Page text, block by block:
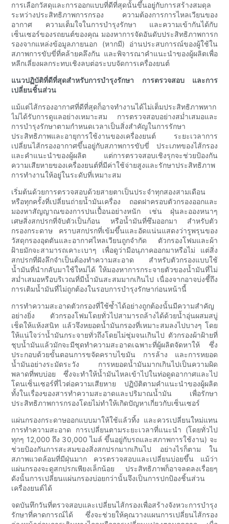
การเลือกวัสดุและการออกแบบที่ดีที่สุดนั้นขึ้นอยู่กับการสร้างสมดุล
ระหว่างประสิทธิภาพการกรอง ความต้องการการไหลเวียนของ
อากาศ ความเต็มใจในการบำรุงรักษา และความเข้ากันได้กับ
เซ็นเซอร์ของรถยนต์ของคุณ มองหาการจัดอันดับประสิทธิภาพการก
รองจากแหล่งข้อมูลภายนอก (หากมี) อ่านประสบการณ์ของผู้ใช้ใน
สภาพการขับขี่ที่คล้ายคลึงกัน และพิจารณาคำแนะนำของผู้ผลิตเพื่อ
หลีกเลี่ยงผลกระทบเชิงลบต่อระบบจัดการเครื่องยนต์
แนวปฏิบัติที่ดีที่สุดสำหรับการบำรุงรักษา การตรวจสอบ และการ
เปลี่ยนชิ้นส่วน
แม้แต่ไส้กรองอากาศที่ดีที่สุดก็อาจทำงานได้ไม่เต็มประสิทธิภาพหาก
ไม่ได้รับการดูแลอย่างเหมาะสม การตรวจสอบอย่างสม่ำเสมอและ
การบำรุงรักษาตามกำหนดเวลาเป็นสิ่งสำคัญในการรักษา
ประสิทธิภาพและอายุการใช้งานของเครื่องยนต์ ระยะเวลาการ
เปลี่ยนไส้กรองอากาศขึ้นอยู่กับสภาพการขับขี่ ประเภทของไส้กรอง
และคำแนะนำของผู้ผลิต แต่การตรวจสอบเชิงรุกจะช่วยป้องกัน
ความเสียหายของเครื่องยนต์ที่มีค่าใช้จ่ายสูงและรักษาประสิทธิภาพ
การทำงานให้อยู่ในระดับที่เหมาะสม
เริ่มต้นด้วยการตรวจสอบด้วยสายตาเป็นประจำทุกสองสามเดือน
หรือทุกครั้งที่เปลี่ยนถ่ายน้ำมันเครื่อง ถอดฝาครอบตัวกรองออกและ
มองหาสัญญาณของการปนเปื้อนอย่างหนัก เช่น ฝุ่นละอองหนาๆ
เศษสิ่งสกปรกที่จับตัวเป็นก้อน หรือน้ำมันที่ซึมออกมา สำหรับตัว
กรองกระดาษ คราบสกปรกที่เข้มขึ้นและอัดแน่นแสดงว่ารูพรุนของ
วัสดุกรองอุดตันและอากาศไหลเวียนถูกจำกัด ตัวกรองโฟมและผ้า
ฝ้ายมักจะสามารถเคาะเบาๆ เพื่อดูว่ามีอนุภาคออกมาหรือไม่ แต่สิ่ง
สกปรกที่ฝังลึกจำเป็นต้องทำความสะอาด สำหรับตัวกรองแบบใช้
น้ำมันที่นำกลับมาใช้ใหม่ได้ ให้มองหาการกระจายตัวของน้ำมันที่ไม่
สม่ำเสมอหรือบริเวณที่มีน้ำมันสะสมมากเกินไป เนื่องจากอาจบ่งชี้ถึง
การเติมน้ำมันที่ไม่ถูกต้องในรอบการบำรุงรักษาก่อนหน้านี้
การทำความสะอาดตัวกรองที่ใช้ซ้ำได้อย่างถูกต้องนั้นมีความสำคัญ
อย่างยิ่ง ตัวกรองโฟมโดยทั่วไปสามารถล้างได้ด้วยน้ำอุ่นผสมสบู่
เช็ดให้แห้งสนิท แล้วจึงหยอดน้ำมันกรองที่เหมาะสมลงไปบางๆ โดย
ให้แน่ใจว่าน้ำมันกระจายทั่วถึงโดยไม่ชุ่มจนเกินไป ตัวกรองผ้าฝ้ายที่
ชุบน้ำมันแล้วมักจะมีชุดทำความสะอาดเฉพาะที่ผู้ผลิตจัดหาให้ ซึ่ง
ประกอบด้วยขั้นตอนการขจัดคราบไขมัน การล้าง และการหยอด
น้ำมันอย่างระมัดระวัง การหยอดน้ำมันมากเกินไปเป็นความผิด
พลาดที่พบบ่อย ซึ่งจะทำให้น้ำมันไหลเข้าไปในท่อดูดอากาศและไป
โดนเซ็นเซอร์ที่ไวต่อความเสียหาย ปฏิบัติตามคำแนะนำของผู้ผลิต
ทั้งในเรื่องของสารทำความสะอาดและปริมาณน้ำมัน เพื่อรักษา
ประสิทธิภาพการกรองโดยไม่ทำให้เกิดปัญหาเกี่ยวกับเซ็นเซอร์
แผ่นกรองกระดาษออกแบบมาให้ใช้แล้วทิ้ง และควรเปลี่ยนใหม่แทน
การทำความสะอาด การเปลี่ยนตามระยะเวลาที่แนะนำ (โดยทั่วไป
ทุกๆ 12,000 ถึง 30,000 ไมล์ ขึ้นอยู่กับรถและสภาพการใช้งาน) จะ
ช่วยป้องกันการสะสมของสิ่งสกปรกมากเกินไป อย่างไรก็ตาม ใน
สภาพแวดล้อมที่มีฝุ่นมาก ควรตรวจสอบและเปลี่ยนบ่อยขึ้น แม้ว่า
แผ่นกรองจะดูสกปรกเพียงเล็กน้อย ประสิทธิภาพก็อาจลดลงเรื่อยๆ
ดังนั้นการเปลี่ยนแผ่นกรองบ่อยกว่านั้นจึงเป็นการปกป้องชิ้นส่วน
เครื่องยนต์ได้
จดบันทึกวันที่ตรวจสอบและเปลี่ยนไส้กรองเพื่อสร้างจังหวะการบำรุง
รักษาที่คาดการณ์ได้ ซึ่งจะช่วยให้คุณวางแผนการเปลี่ยนไส้กรอง